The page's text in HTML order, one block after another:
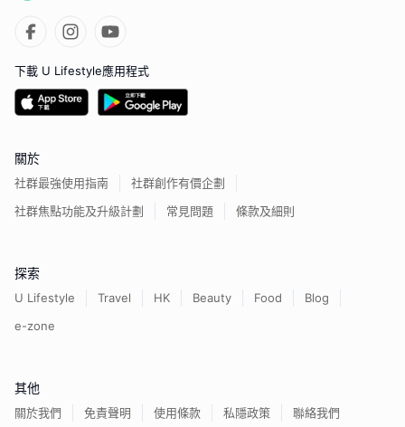
下載 U Lifestyle應用程式
關於
社群最強使用指南
社群創作有價企劃
社群焦點功能及升級計劃
常見問題 條款及細則
探索
U Lifestyle Travel HK Beauty Food
Blog
e-zone
其他
關於我們 免責聲明 使用條款 私隱政策 聯絡我們